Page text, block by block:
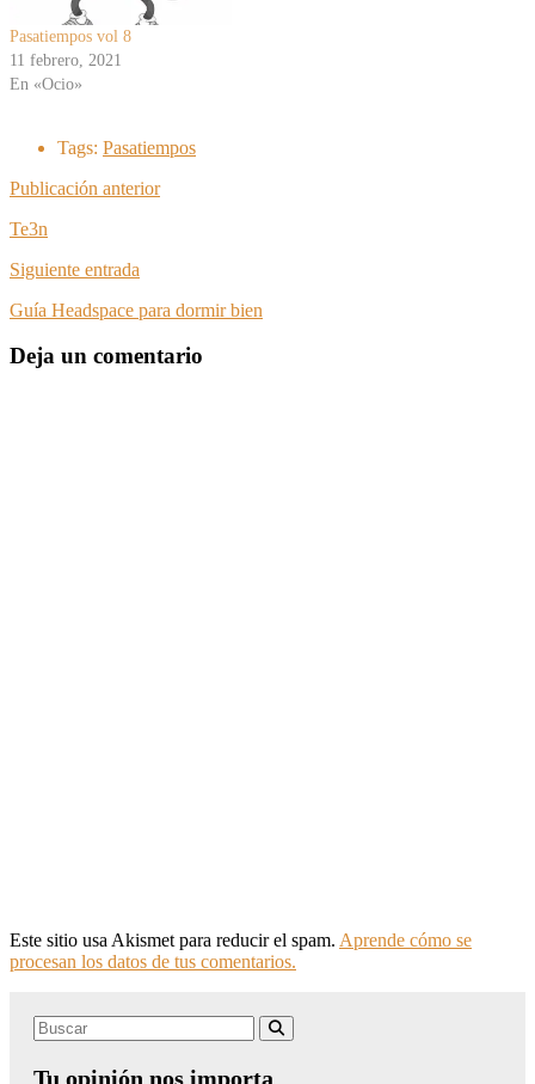
Pasatiempos vol 8
11 febrero, 2021
En «Ocio»
Tags: Pasatiempos
Publicación anterior
Te3n
Siguiente entrada
Guía Headspace para dormir bien
Deja un comentario
Este sitio usa Akismet para reducir el spam. Aprende cómo se
procesan los datos de tus comentarios.
Search
Tu opinión nos importa